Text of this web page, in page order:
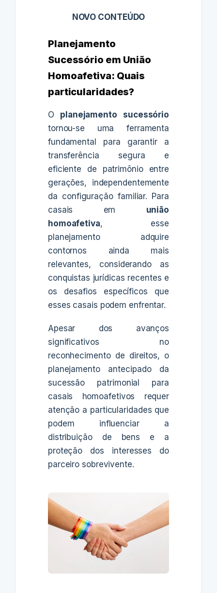
NOVO CONTEÚDO
Planejamento
Sucessório em União
Homoafetiva: Quais
particularidades?
O planejamento sucessório
tornou-se uma ferramenta
fundamental para garantir a
transferência segura e
eficiente de patrimônio entre
gerações, independentemente
da configuração familiar. Para
casais em união
homoafetiva, esse
planejamento adquire
contornos ainda mais
relevantes, considerando as
conquistas jurídicas recentes e
os desafios específicos que
esses casais podem enfrentar.
Apesar dos avanços
significativos no
reconhecimento de direitos, o
planejamento antecipado da
sucessão patrimonial para
casais homoafetivos requer
atenção a particularidades que
podem influenciar a
distribuição de bens e a
proteção dos interesses do
parceiro sobrevivente.